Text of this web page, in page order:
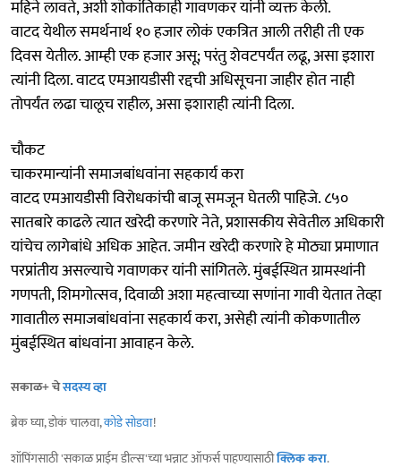
महिने लावते, अशी शोकांतिकाही गावणकर यांनी व्यक्त केली.
वाटद येथील समर्थनार्थ १० हजार लोकं एकत्रित आली तरीही ती एक
दिवस येतील. आम्ही एक हजार असू; परंतु शेवटपर्यंत लढू, असा इशारा
त्यांनी दिला. वाटद एमआयडीसी रद्दची अधिसूचना जाहीर होत नाही
तोपर्यंत लढा चालूच राहील, असा इशाराही त्यांनी दिला.
चौकट
चाकरमान्यांनी समाजबांधवांना सहकार्य करा
वाटद एमआयडीसी विरोधकांची बाजू समजून घेतली पाहिजे. ८५०
सातबारे काढले त्यात खरेदी करणारे नेते, प्रशासकीय सेवेतील अधिकारी
यांचेच लागेबांधे अधिक आहेत. जमीन खरेदी करणारे हे मोठ्या प्रमाणात
परप्रांतीय असल्याचे गवाणकर यांनी सांगितले. मुंबईस्थित ग्रामस्थांनी
गणपती, शिमगोत्सव, दिवाळी अशा महत्वाच्या सणांना गावी येतात तेव्हा
गावातील समाजबांधवांना सहकार्य करा, असेही त्यांनी कोकणातील
मुंबईस्थित बांधवांना आवाहन केले.
सकाळ+ चेसदस्य व्हा
ब्रेक घ्या, डोकं चालवा,कोडे सोडवा!
शॉपिंगसाठी 'सकाळ प्राईम डील्स'च्या भन्नाट ऑफर्स पाहण्यासाठीक्लिक करा.